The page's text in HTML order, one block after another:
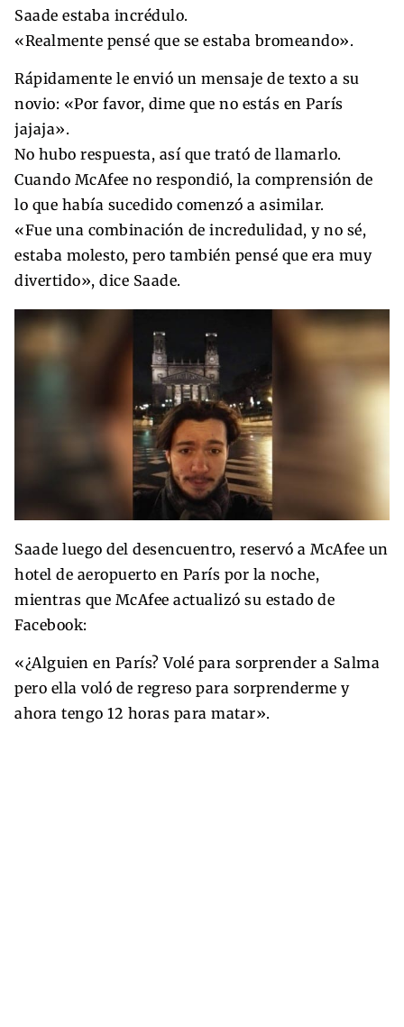
Saade estaba incrédulo.
«Realmente pensé que se estaba bromeando».
Rápidamente le envió un mensaje de texto a su
novio: «Por favor, dime que no estás en París
jajaja».
No hubo respuesta, así que trató de llamarlo.
Cuando McAfee no respondió, la comprensión de
lo que había sucedido comenzó a asimilar.
«Fue una combinación de incredulidad, y no sé,
estaba molesto, pero también pensé que era muy
divertido», dice Saade.
Saade luego del desencuentro, reservó a McAfee un
hotel de aeropuerto en París por la noche,
mientras que McAfee actualizó su estado de
Facebook:
«¿Alguien en París? Volé para sorprender a Salma
pero ella voló de regreso para sorprenderme y
ahora tengo 12 horas para matar».